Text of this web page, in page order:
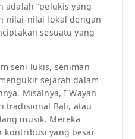
adalah “pelukis yang
nilai-nilai lokal dengan
sesuatu yang
seni lukis, seniman
sejarah dalam
Misalnya, I Wayan
tradisional Bali, atau
musik. Mereka
kontribusi yang besar